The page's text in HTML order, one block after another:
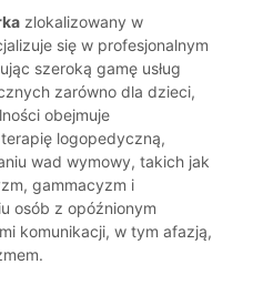
zlokalizowany w
się w profesjonalnym
szeroką gamę usług
zarówno dla dzieci,
obejmuje
logopedyczną,
wad wymowy, takich jak
gammacyzm i
osób z opóźnionym
komunikacji, w tym afazją,